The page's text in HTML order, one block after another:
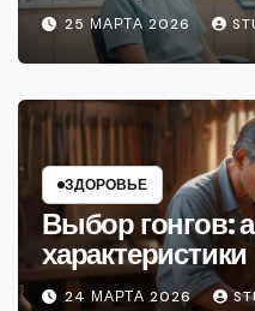
25 МАРТА 2026
ЗДОРОВЬЕ
Выбор гонгов:
характеристики
24 МАРТА 2026